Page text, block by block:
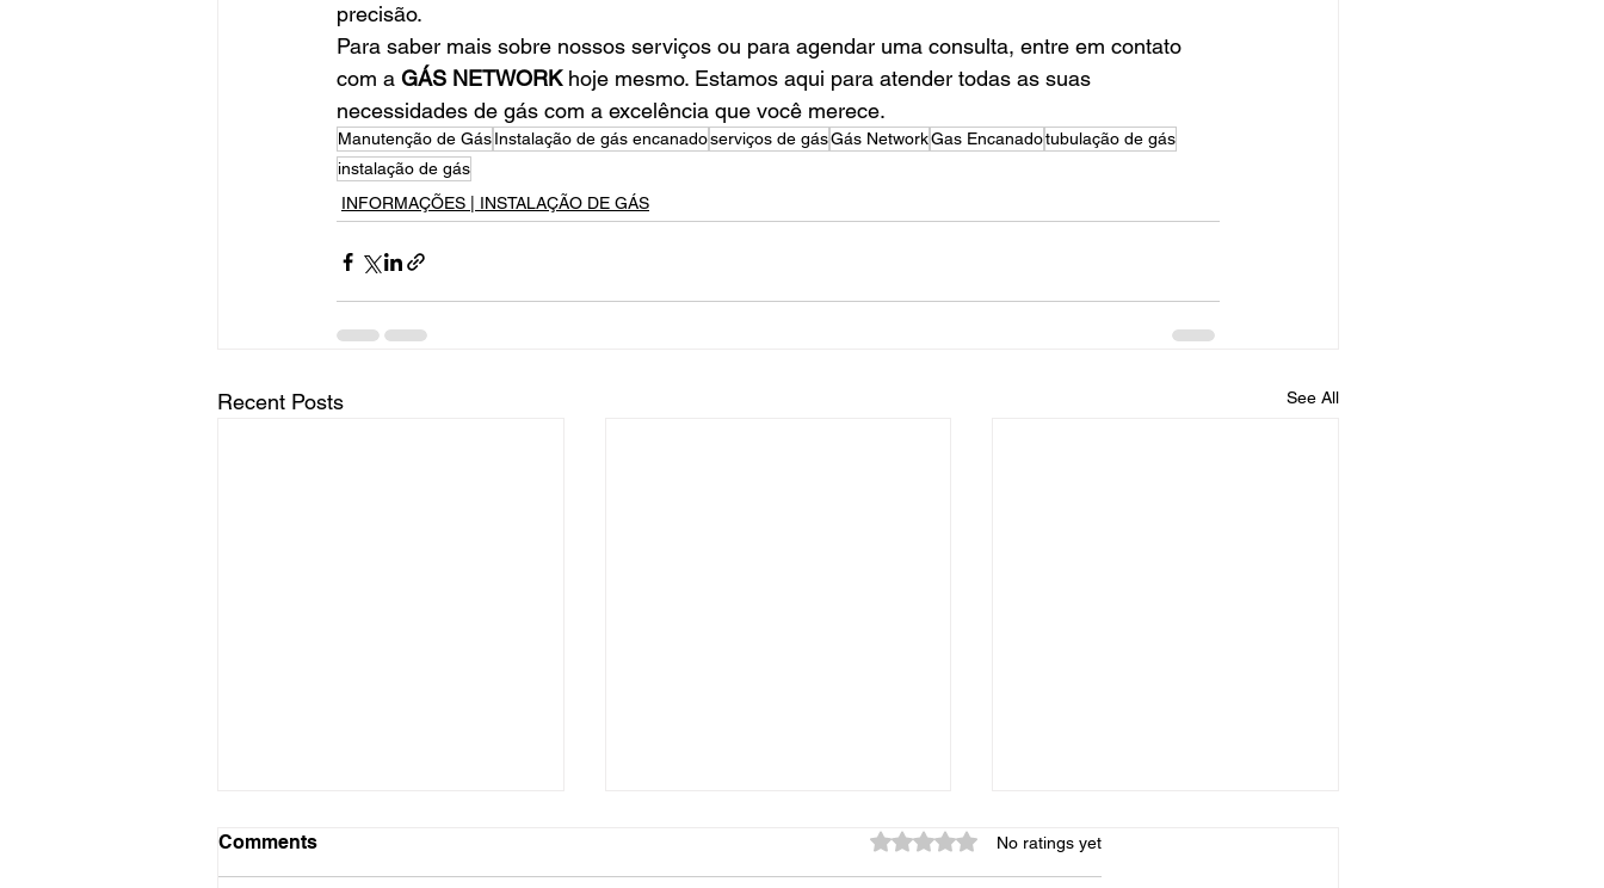
precisão.
Para saber mais sobre nossos serviços ou para agendar uma consulta, entre em contato
com a GÁS NETWORK hoje mesmo. Estamos aqui para atender todas as suas
necessidades de gás com a excelência que você merece.
Manutenção de GásInstalação de gás encanadoserviços de gásGás NetworkGas Encanadotubulação de gás
instalação de gás
INFORMAÇÕES | INSTALAÇÃO DE GÁS
Recent Posts See All
Comments Rated 0 out of 5 stars.
No ratings yet